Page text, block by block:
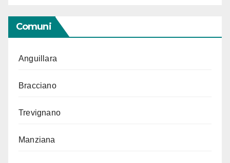
Comuni
Anguillara
Bracciano
Trevignano
Manziana